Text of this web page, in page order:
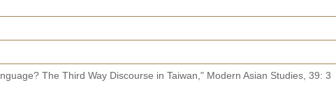
The Third Way Discourse in Taiwan," Modern Asian Studies, 39: 3